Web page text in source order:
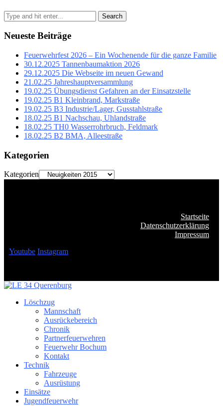
Search
Neueste Beiträge
Feuerwehrfest 2026 – Ein Wochenende für die ganze Familie
30.12.2025 Tannenbaumaktion 2026
29.12.2025 Die Webseite im neuen Gewand
21.02.25 Jahreshauptversammlung
19.02.25 Übungsdienst Gefahren an der Einsatzstelle
19.02.25 B1 Kleinbrand, Markstraße
19.02.25 B3 Industrie/Lager, Gusstahlstraße
18.02.25 B1 Nachschau, Uhlandstraße
18.02.25 TH0 Wasserrohrbruch, Feldmark
18.02.25 B2 BMA, Alleestraße
Kategorien
Kategorien
Startseite
Datenschutzerklärung
Impressum
Youtube Instagram
Löschzug
Mannschaft
Ausrückebereich
Chronik
Partnerfeuerwehren
Feuerwehr Bochum
Kontakt
Technik
Fahrzeuge
Ausrüstung
Einsätze
Jugendfeuerwehr